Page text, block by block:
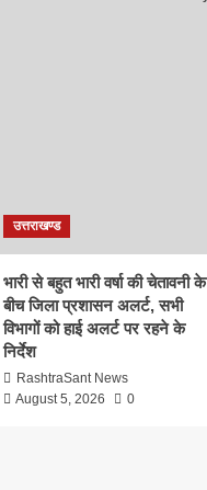
उत्तराखण्ड
भारी से बहुत भारी वर्षा की चेतावनी के
बीच जिला प्रशासन अलर्ट, सभी
विभागों को हाई अलर्ट पर रहने के
निर्देश
RashtraSant News
August 5, 2026
0